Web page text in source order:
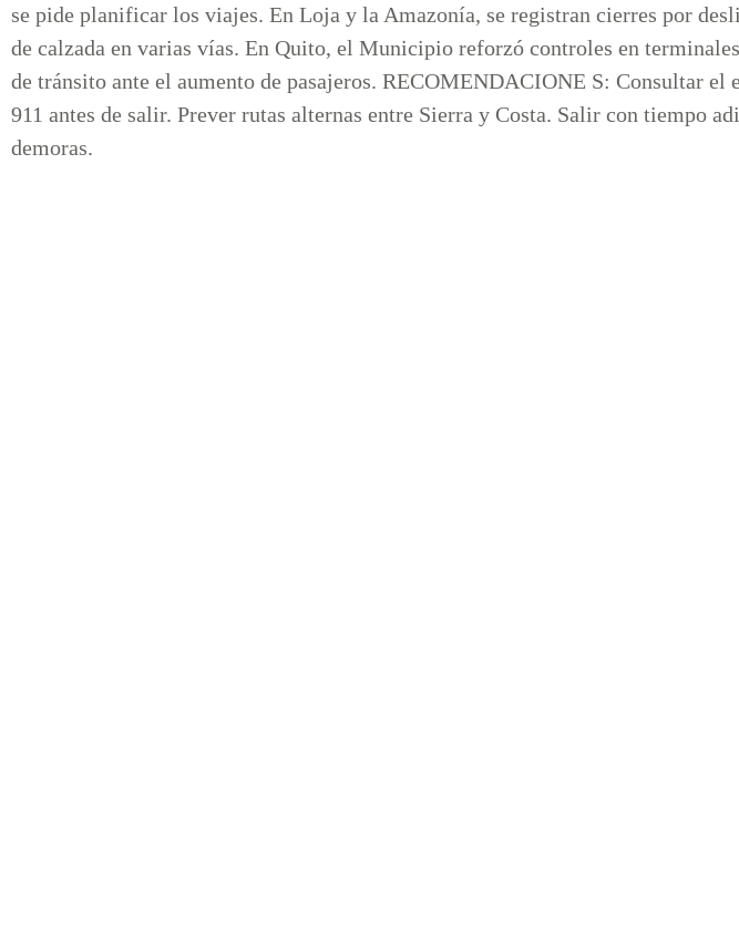
se pide planificar los viajes. En Loja y la Amazonía, se registran cierres por
de calzada en varias vías. En Quito, el Municipio reforzó controles en
de tránsito ante el aumento de pasajeros. RECOMENDACIONE S: Consultar el
911 antes de salir. Prever rutas alternas entre Sierra y Costa. Salir con tiempo
demoras.